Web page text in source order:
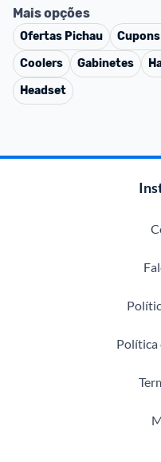
Mais opções
Ofertas Pichau Cupons
Coolers
Gabinetes
Headset
Política